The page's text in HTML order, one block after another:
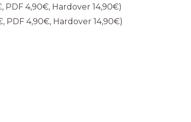
PDF 4,90€, Hardover 14,90€)
PDF 4,90€, Hardover 14,90€)